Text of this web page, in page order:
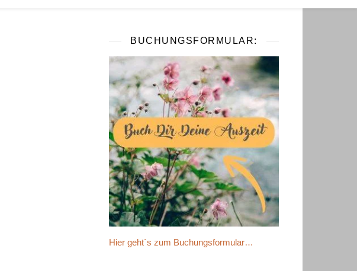
BUCHUNGSFORMULAR:
Hier geht´s zum Buchungsformular…